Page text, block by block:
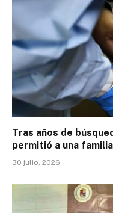
Tras años de
permitió a una
30 julio, 2026